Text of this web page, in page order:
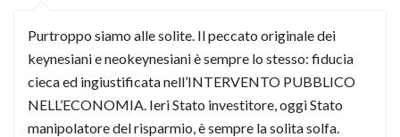
Purtroppo siamo alle solite. Il peccato originale dei
keynesiani e neokeynesiani è sempre lo stesso: fiducia
cieca ed ingiustificata nell’INTERVENTO PUBBLICO
NELL’ECONOMIA. Ieri Stato investitore, oggi Stato
manipolatore del risparmio, è sempre la solita solfa.